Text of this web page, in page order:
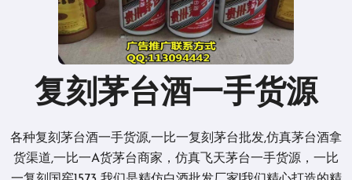
复刻茅台酒一手货源
各种复刻茅台酒一手货源,一比一复刻茅台批发,仿真茅台酒拿
货渠道,一比一A货茅台商家，仿真飞天茅台一手货源，一比